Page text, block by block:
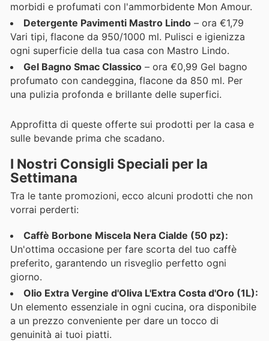
morbidi e profumati con l'ammorbidente Mon Amour.
Detergente Pavimenti Mastro Lindo – ora €1,79
Vari tipi, flacone da 950/1000 ml. Pulisci e igienizza
ogni superficie della tua casa con Mastro Lindo.
Gel Bagno Smac Classico – ora €0,99 Gel bagno
profumato con candeggina, flacone da 850 ml. Per
una pulizia profonda e brillante delle superfici.
Approfitta di queste offerte sui prodotti per la casa e
sulle bevande prima che scadano.
I Nostri Consigli Speciali per la
Settimana
Tra le tante promozioni, ecco alcuni prodotti che non
vorrai perderti:
Caffè Borbone Miscela Nera Cialde (50 pz):
Un'ottima occasione per fare scorta del tuo caffè
preferito, garantendo un risveglio perfetto ogni
giorno.
Olio Extra Vergine d'Oliva L'Extra Costa d'Oro (1L):
Un elemento essenziale in ogni cucina, ora disponibile
a un prezzo conveniente per dare un tocco di
genuinità ai tuoi piatti.